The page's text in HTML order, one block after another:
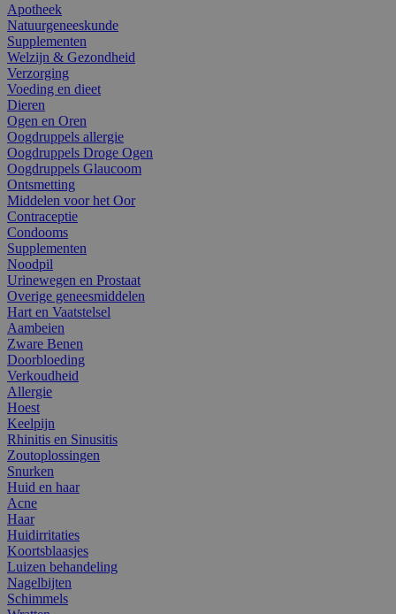
Apotheek
Natuurgeneeskunde
Supplementen
Welzijn & Gezondheid
Verzorging
Voeding en dieet
Dieren
Ogen en Oren
Oogdruppels allergie
Oogdruppels Droge Ogen
Oogdruppels Glaucoom
Ontsmetting
Middelen voor het Oor
Contraceptie
Condooms
Supplementen
Noodpil
Urinewegen en Prostaat
Overige geneesmiddelen
Hart en Vaatstelsel
Aambeien
Zware Benen
Doorbloeding
Verkoudheid
Allergie
Hoest
Keelpijn
Rhinitis en Sinusitis
Zoutoplossingen
Snurken
Huid en haar
Acne
Haar
Huidirritaties
Koortsblaasjes
Luizen behandeling
Nagelbijten
Schimmels